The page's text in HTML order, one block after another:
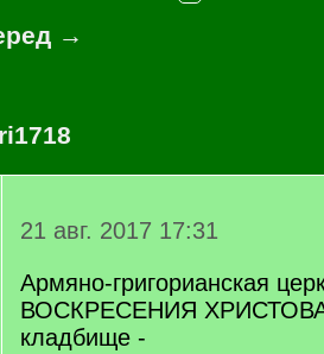
→
21 авг. 2017 17:31
Армяно-григорианская
ВОСКРЕСЕНИЯ ХРИСТОВА
кладбище -